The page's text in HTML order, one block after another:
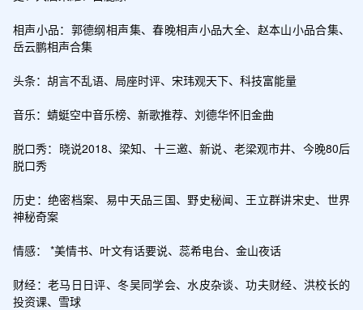
相声小品：郭德纲相声集、春晚相声小品大全、赵本山小品合集、
岳云鹏相声合集
头条：胡言不乱语、局座时评、宋玮观天下、科技富能量
音乐：蜻蜓空中音乐榜、新歌推荐、刘德华怀旧金曲
脱口秀：晓说2018、梁知、十三邀、新说、老梁观市井、今晚80后
脱口秀
历史：绝密档案、易中天品三国、野史秘闻、王立群讲宋史、世界
神秘奇案
情感： *美情书、叶文有话要说、蕊希电台、金山夜话
财经：老马日日评、冬吴同学会、水皮杂谈、功夫财经、洪校长的
投资课、雪球